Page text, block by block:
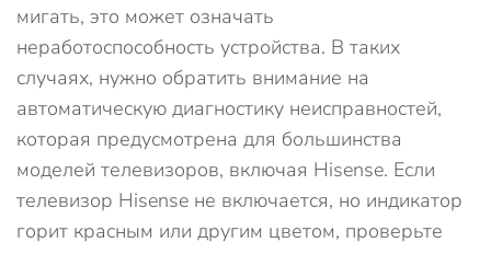
мигать, это может означать
неработоспособность устройства. В таких
случаях, нужно обратить внимание на
автоматическую диагностику неисправностей,
которая предусмотрена для большинства
моделей телевизоров, включая Hisense. Если
телевизор Hisense не включается, но индикатор
горит красным или другим цветом, проверьте